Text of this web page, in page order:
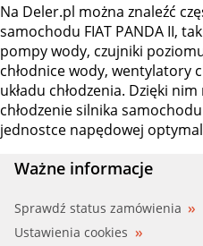
Na Deler.pl można znaleźć
samochodu FIAT PANDA II,
pompy wody, czujniki
chłodnice wody, wentylatory
układu chłodzenia. Dzięki
chłodzenie silnika
jednostce napędowej
Ważne informacje
Sprawdź status zamówienia
Ustawienia cookies